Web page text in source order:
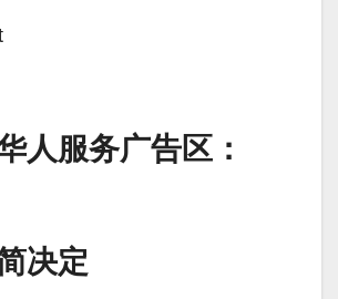
人服务广告区：
决定